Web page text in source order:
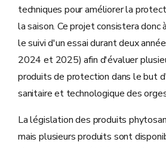
techniques pour améliorer la
la saison. Ce projet consistera donc
le suivi d'un essai durant deux
2024 et 2025) afin d'évaluer
produits de protection dans le but
sanitaire et technologique des
La législation des produits
mais plusieurs produits sont